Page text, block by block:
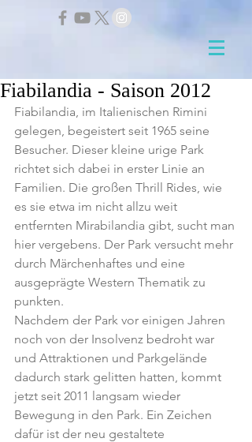
Fiabilandia - Saison 2012
Fiabilandia, im Italienischen Rimini
gelegen, begeistert seit 1965 seine
Besucher. Dieser kleine urige Park
richtet sich dabei in erster Linie an
Familien. Die großen Thrill Rides, wie
es sie etwa im nicht allzu weit
entfernten Mirabilandia gibt, sucht man
hier vergebens. Der Park versucht mehr
durch Märchenhaftes und eine
ausgeprägte Western Thematik zu
punkten.
Nachdem der Park vor einigen Jahren
noch von der Insolvenz bedroht war
und Attraktionen und Parkgelände
dadurch stark gelitten hatten, kommt
jetzt seit 2011 langsam wieder
Bewegung in den Park. Ein Zeichen
dafür ist der neu gestaltete